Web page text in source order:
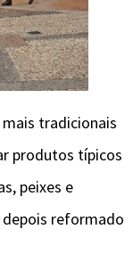
tradicionais
produtos típicos
peixes e
reformado